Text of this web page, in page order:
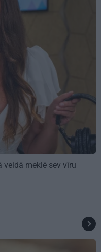
veidā meklē sev vīru